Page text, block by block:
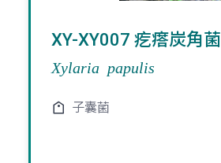
XY-XY007 疙瘩炭角菌
Xylaria papulis
子囊菌